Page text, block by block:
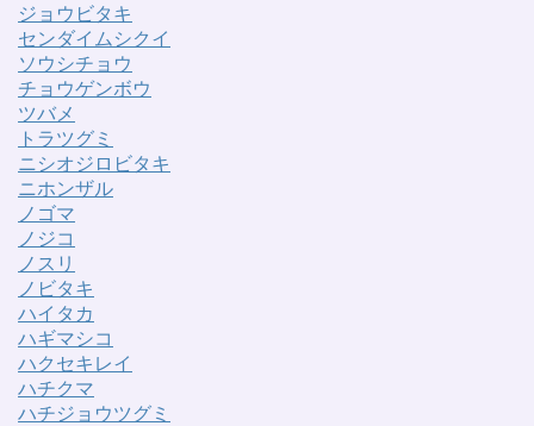
ジョウビタキ
センダイムシクイ
ソウシチョウ
チョウゲンボウ
ツバメ
トラツグミ
ニシオジロビタキ
ニホンザル
ノゴマ
ノジコ
ノスリ
ノビタキ
ハイタカ
ハギマシコ
ハクセキレイ
ハチクマ
ハチジョウツグミ